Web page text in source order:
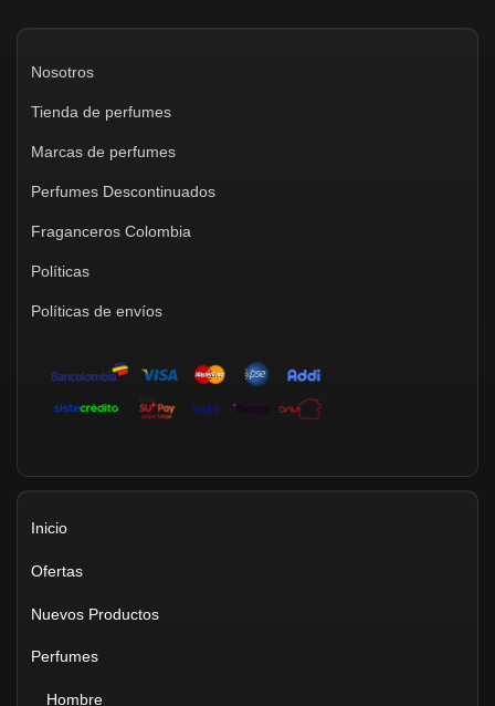
Nosotros
Tienda de perfumes
Marcas de perfumes
Perfumes Descontinuados
Fraganceros Colombia
Políticas
Políticas de envíos
Inicio
Ofertas
Nuevos Productos
Perfumes
Hombre